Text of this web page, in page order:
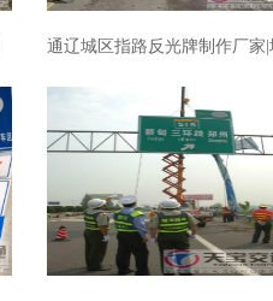
通辽城区指路反光牌制作厂家|